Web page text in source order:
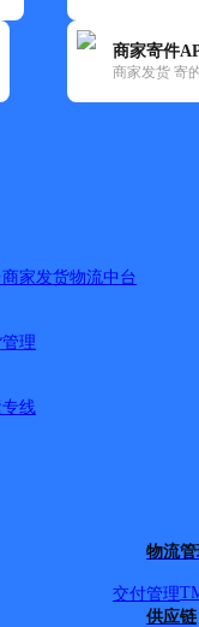
商家寄件
商家发货 寄
家发货物流中台
理
线
物流
交付管理
供应链
宅急送(3) 中通快递
,快递网